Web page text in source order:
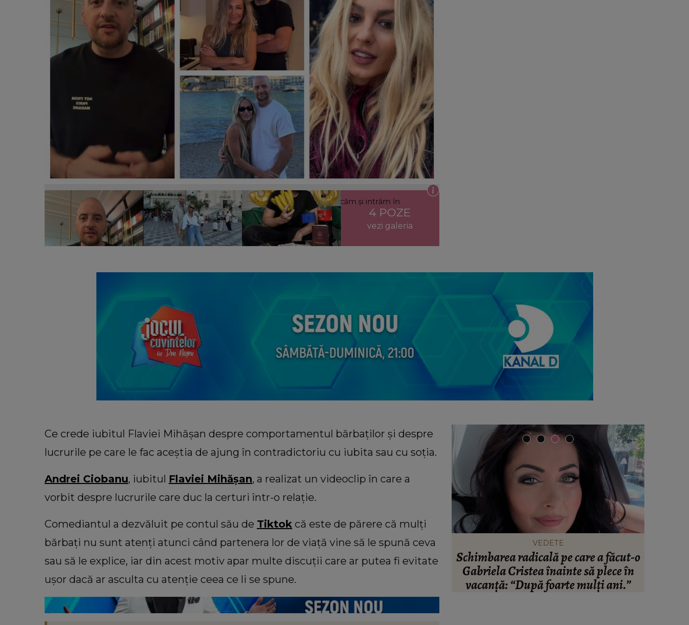
Andrei Ciobanu, mesaj dur pentru bărbați: „Faza cea mai tare e că tot noi ne atacăm și intrăm în
defensivă.”
4 POZE
vezi galeria
Ce crede iubitul Flaviei Mihășan despre comportamentul bărbaților și despre
lucrurile pe care le fac aceștia de ajung în contradictoriu cu iubita sau cu soția.
Andrei Ciobanu, iubitul Flaviei Mihășan, a realizat un videoclip în care a
vorbit despre lucrurile care duc la certuri într-o relație.
Comediantul a dezvăluit pe contul său de Tiktok că este de părere că mulți
bărbați nu sunt atenți atunci când partenera lor de viață vine să le spună ceva
sau să le explice, iar din acest motiv apar multe discuții care ar putea fi evitate
ușor dacă ar asculta cu atenție ceea ce li se spune.
Bogdan de
VEDETE
Ileana Sterp, în lacrimi! Ce a făcut-o pe
fiica mamei Geta să plângă: “Va veni
vremea!”
HOROSCOP
Horoscop 8 august 2026: O zodie
trebuie să fie mai atentă la
interacțiunile de la locul de muncă
VEDETE
Schimbarea radicală pe care a făcut-o
Gabriela Cristea înainte să plece în
vacanță: “După foarte mulți ani.”